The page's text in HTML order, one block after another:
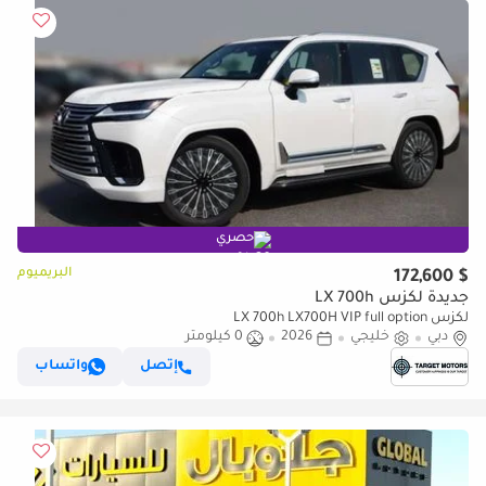
حصري
$ 172,600 البريميوم
جديدة لكزس LX 700h
لكزس LX 700h LX700H VIP full option
دبي
خليجي 2026
0 كيلومتر
إتصل
واتساب